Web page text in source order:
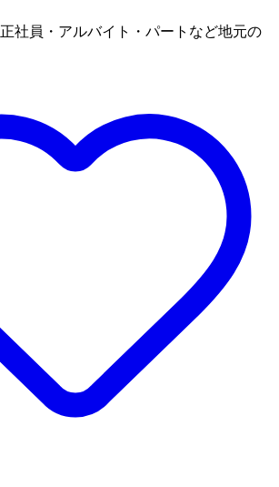
正社員・アルバイト・パートなど地元の